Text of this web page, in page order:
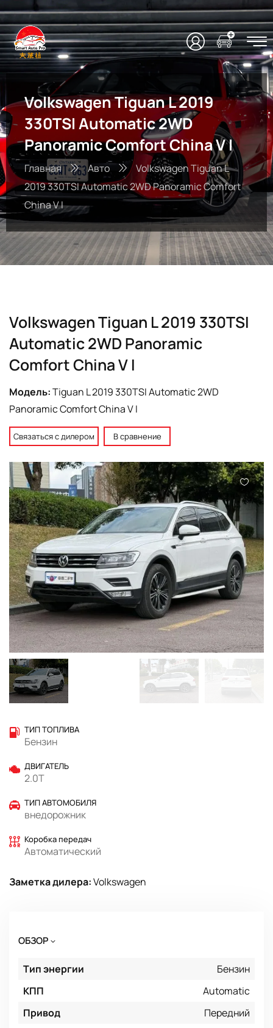
Volkswagen Tiguan L 2019
330TSI Automatic 2WD
Panoramic Comfort China V I
Главная Авто
Volkswagen Tiguan L
2019 330TSI Automatic 2WD Panoramic Comfort
China V I
Volkswagen Tiguan L 2019 330TSI
Automatic 2WD Panoramic
Comfort China V I
Модель:Tiguan L 2019 330TSI Automatic 2WD
Panoramic Comfort China V I
Связаться с дилером В сравнение
ТИП ТОПЛИВА
Бензин
ДВИГАТЕЛЬ
2.0T
ТИП АВТОМОБИЛЯ
внедорожник
Коробка передач
Автоматический
Заметка дилера:Volkswagen
ОБЗОР
Тип энергии
Бензин
КПП
Automatic
Привод
Передний